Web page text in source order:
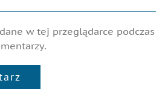
w tej przeglądarce podczas